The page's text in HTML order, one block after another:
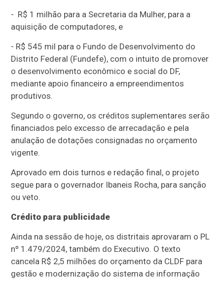
- R$ 1 milhão para a Secretaria da Mulher, para a
aquisição de computadores, e
- R$ 545 mil para o Fundo de Desenvolvimento do
Distrito Federal (Fundefe), com o intuito de promover
o desenvolvimento econômico e social do DF,
mediante apoio financeiro a empreendimentos
produtivos.
Segundo o governo, os créditos suplementares serão
financiados pelo excesso de arrecadação e pela
anulação de dotações consignadas no orçamento
vigente.
Aprovado em dois turnos e redação final, o projeto
segue para o governador Ibaneis Rocha, para sanção
ou veto.
Crédito para publicidade
Ainda na sessão de hoje, os distritais aprovaram o PL
nº 1.479/2024, também do Executivo. O texto
cancela R$ 2,5 milhões do orçamento da CLDF para
gestão e modernização do sistema de informação